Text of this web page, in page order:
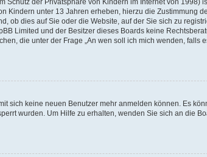
Schutz der Privatsphäre von Kindern im Internet von 1998)
Kindern unter 13 Jahren erheben, hierzu die Zustimmung
ob dies auf Sie oder die Website, auf der Sie sich zu
Limited und der Besitzer dieses Boards keine
die unter der Frage „An wen soll ich mich wenden, falls
sich keine neuen Benutzer mehr anmelden können. Es
wurden. Um Hilfe zu erhalten, wenden Sie sich an die